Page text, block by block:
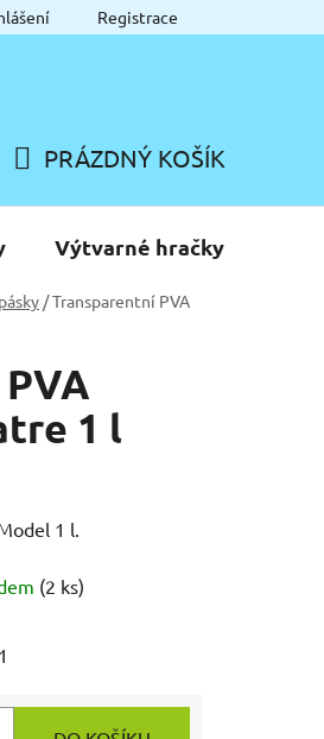
Registrace
KOŠÍK
PRÁZDNÝ KOŠÍK
Výtvarné hračky
/Transparentní PVA
1 l
1 l.
(2 ks)